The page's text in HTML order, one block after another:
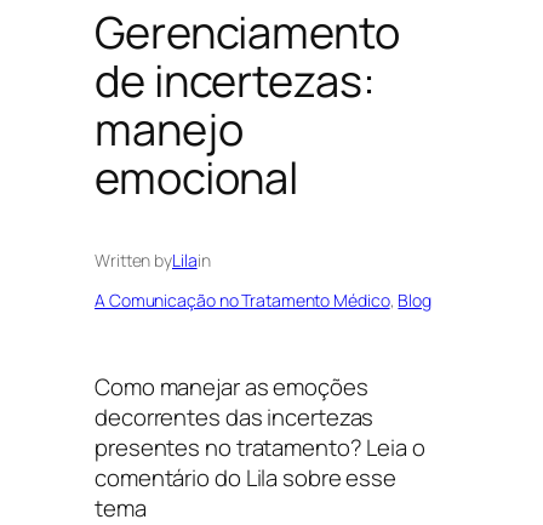
Gerenciamento
de incertezas:
manejo
emocional
Written byLilain
A Comunicação no Tratamento Médico, Blog
Como manejar as emoções
decorrentes das incertezas
presentes no tratamento? Leia o
comentário do Lila sobre esse
tema